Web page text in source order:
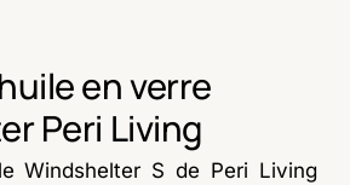
en verre
Peri Living
Windshelter S de Peri Living